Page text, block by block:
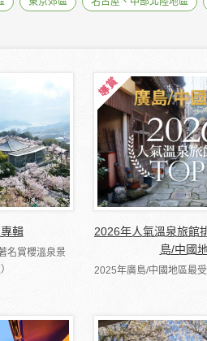
輯
名賞櫻溫泉景
2026年人氣溫泉旅館
島/中國
2025年廣島/中國地區最